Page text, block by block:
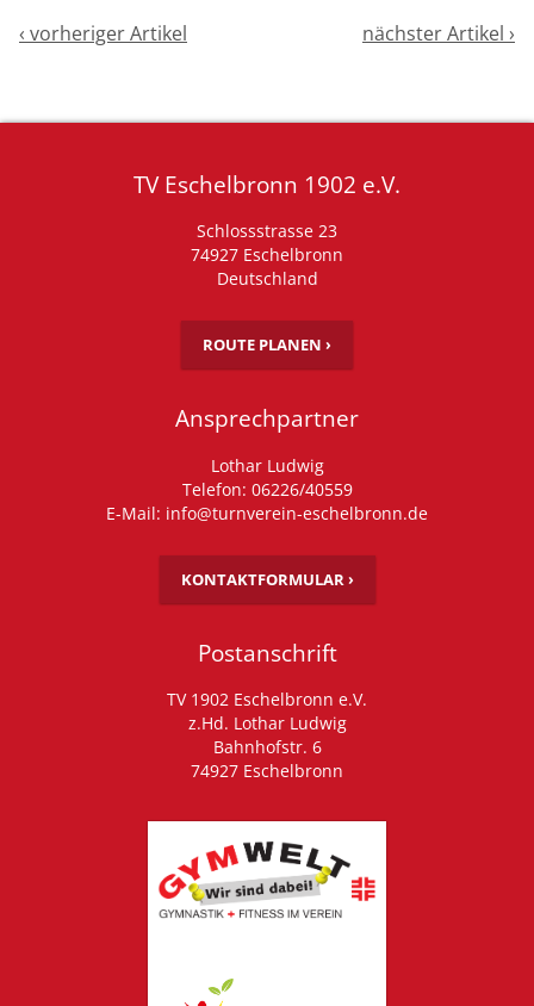
‹ vorheriger Artikel nächster Artikel ›
TV Eschelbronn 1902 e.V.
Schlossstrasse 23
74927 Eschelbronn
Deutschland
ROUTE PLANEN ›
Ansprechpartner
Lothar Ludwig
Telefon: 06226/40559
E-Mail: info@turnverein-eschelbronn.de
KONTAKTFORMULAR ›
Postanschrift
TV 1902 Eschelbronn e.V.
z.Hd. Lothar Ludwig
Bahnhofstr. 6
74927 Eschelbronn